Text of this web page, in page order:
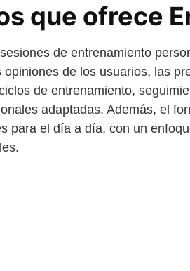
que ofrece
de entrenamiento
opiniones de los usuarios, las
de entrenamiento,
adaptadas. Además, el
para el día a día, con un